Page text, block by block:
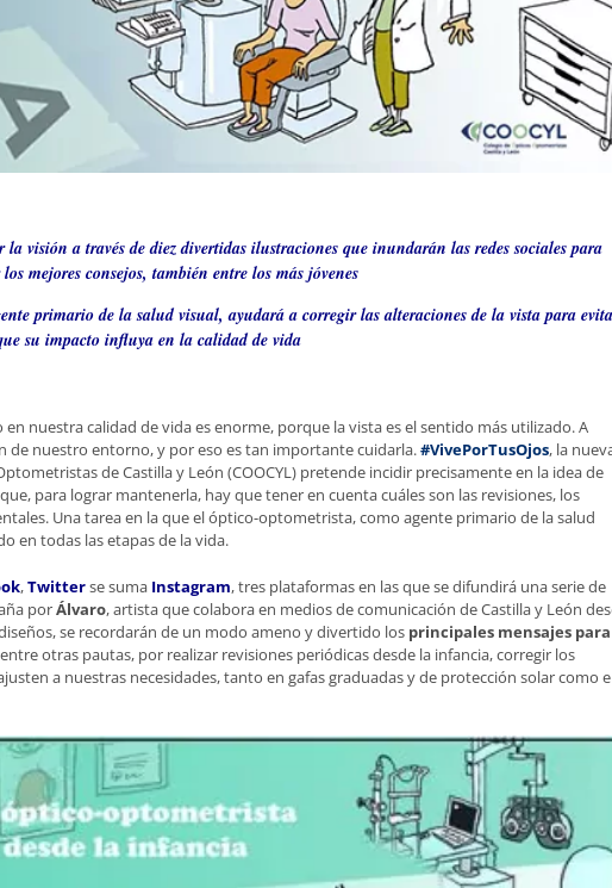
visión a través de diez divertidas ilustraciones que inundarán las redes sociales para
mejores consejos, también entre los más jóvenes
primario de la salud visual, ayudará a corregir las alteraciones de la vista para
su impacto influya en la calidad de vida
nuestra calidad de vida es enorme, porque la vista es el sentido más utilizado. A
de nuestro entorno, y por eso es tan importante cuidarla.#VivePorTusOjos, la
de Castilla y León (COOCYL) pretende incidir precisamente en la idea de
para lograr mantenerla, hay que tener en cuenta cuáles son las revisiones, los
Una tarea en la que el óptico-optometrista, como agente primario de la salud
en todas las etapas de la vida.
,Twitterse suma Instagram, tres plataformas en las que se difundirá una serie de
porÁlvaro, artista que colabora en medios de comunicación de Castilla y León
se recordarán de un modo ameno y divertido los principales mensajes para
otras pautas, por realizar revisiones periódicas desde la infancia, corregir los
a nuestras necesidades, tanto en gafas graduadas y de protección solar como